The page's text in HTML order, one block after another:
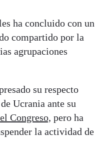
ha concluido con un
compartido por la
agrupaciones
su respecto
Ucrania ante su
Congreso, pero ha
la actividad de